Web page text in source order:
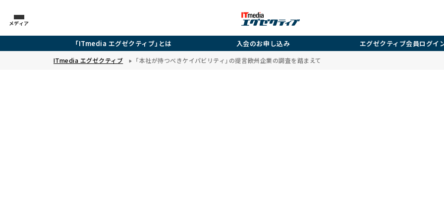
メディア
「ITmedia エグゼクティブ」とは 入会のお申し込み エグゼクティブ会員ログイ
ITmedia エグゼクティブ 「本社が持つべきケイパビリティ」の提言――欧州企業の調査を踏まえて